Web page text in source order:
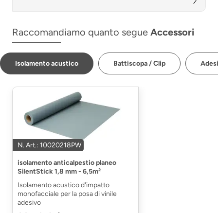
Raccomandiamo quanto segue Accessori
Isolamento acustico Battiscopa / Clip
N. Art.: 10020218PW
isolamento anticalpestio planeo
SilentStick 1,8 mm - 6,5m²
Isolamento acustico d'impatto
monofacciale per la posa di vinile
adesivo